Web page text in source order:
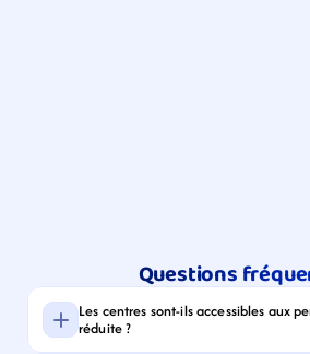
Questions
Les centres sont-ils accessibles aux
réduite ?